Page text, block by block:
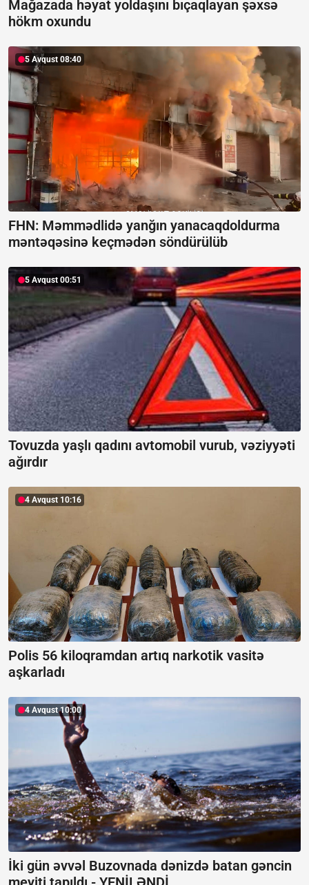
Mağazada həyat yoldaşını bıçaqlayan şəxsə
hökm oxundu
5 Avqust 08:40
FHN: Məmmədlidə yanğın yanacaqdoldurma
məntəqəsinə keçmədən söndürülüb
5 Avqust 00:51
Tovuzda yaşlı qadını avtomobil vurub, vəziyyəti
ağırdır
4 Avqust 10:16
Polis 56 kiloqramdan artıq narkotik vasitə
aşkarladı
4 Avqust 10:00
İki gün əvvəl Buzovnada dənizdə batan gəncin